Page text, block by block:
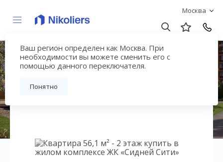
Москва
Ваш регион определен как Москва. При
необходимости вы можете сменить его с
помощью данного переключателя.
Понятно
ЖК «Сидней Сити»
Вернуться на страницу жилого комплекса